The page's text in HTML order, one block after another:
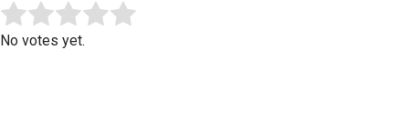
Rate this item:
No votes yet.